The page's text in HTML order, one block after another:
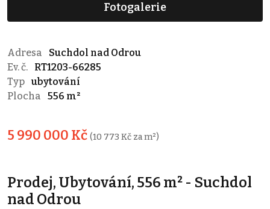
Fotogalerie
Adresa
Suchdol nad Odrou
Ev. č.
RT1203-66285
Typ ubytování
Plocha
556 m²
5 990 000 Kč (10 773 Kč za m²)
Prodej, Ubytování, 556 m² - Suchdol
nad Odrou